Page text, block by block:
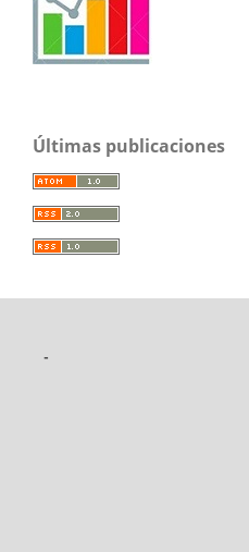
Últimas publicaciones
-